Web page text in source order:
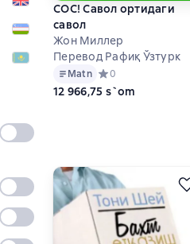
Tanlanmagan
Tanlanmagan
Tanlanmagan
COC! Савол ортидаги
савол
Жон Миллер
Перевод Рафиқ Ўзтурк
Matn Средний рейтинг
0
12 966,75 s`om